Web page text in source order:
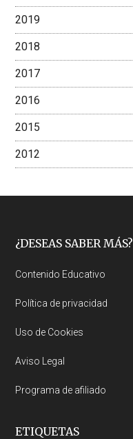
2019
2018
2017
2016
2015
2012
Footer
¿DESEAS SABER MÁS?
Contenido Educativo
Política de privacidad
Uso de Cookies
Aviso Legal
Programa de afiliado
ETIQUETAS